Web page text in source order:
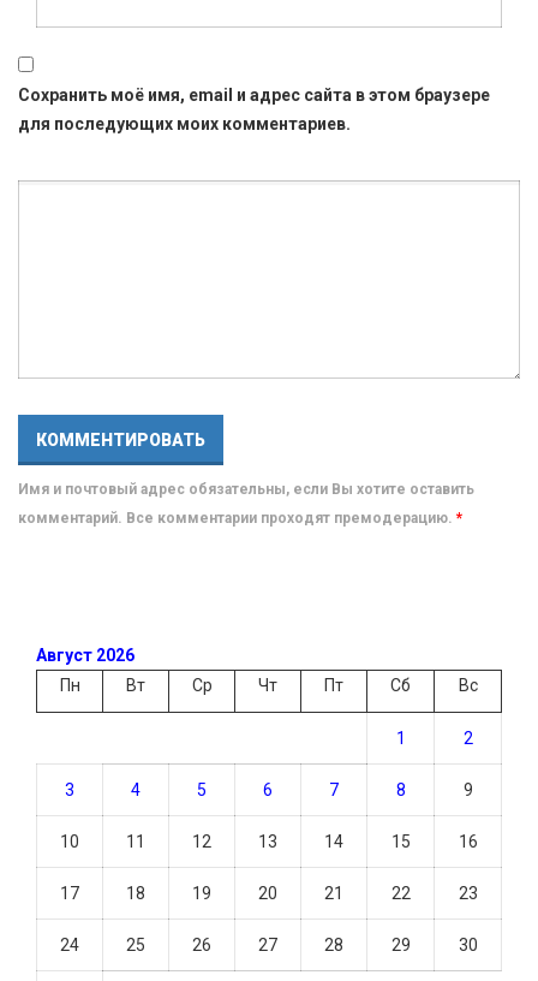
Сохранить моё имя, email и адрес сайта в этом браузере
для последующих моих комментариев.
Имя и почтовый адрес обязательны, если Вы хотите оставить
комментарий. Все комментарии проходят премодерацию. *
Август 2026
Пн
Вт Ср Чт Пт Сб Вс
1 2
3 4 5 6 7 8 9
10 11 12 13 14 15 16
17 18 19 20 21 22 23
24 25 26 27 28 29 30